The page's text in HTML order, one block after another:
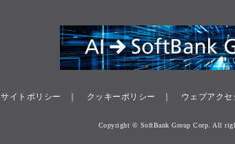
サイトポリシー クッキーポリシー ウェブアク
Copyright © SoftBank Group Corp. All